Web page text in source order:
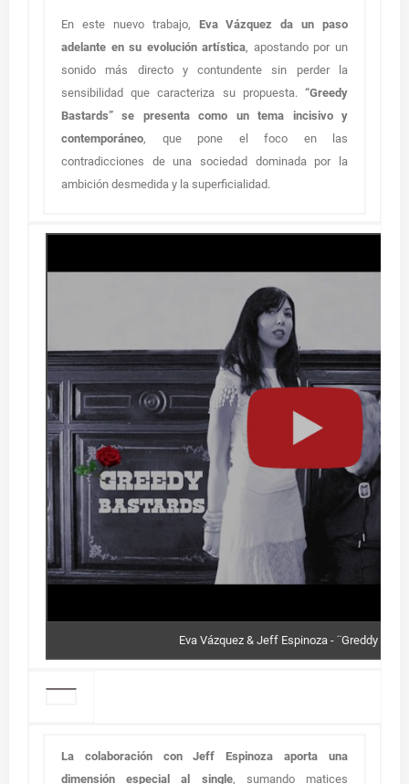
En este nuevo trabajo, Eva Vázquez da un paso
adelante en su evolución artística, apostando por un
sonido más directo y contundente sin perder la
sensibilidad que caracteriza su propuesta. “Greedy
Bastards” se presenta como un tema incisivo y
contemporáneo, que pone el foco en las
contradicciones de una sociedad dominada por la
ambición desmedida y la superficialidad.
Eva Vázquez & Jeff Espinoza - ¨Greddy
La colaboración con Jeff Espinoza aporta una
dimensión especial al single, sumando matices